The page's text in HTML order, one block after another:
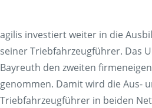
agilis investiert weiter in die
seiner Triebfahrzeugführer. Das
Bayreuth den zweiten
genommen. Damit wird die Aus-
Triebfahrzeugführer in beiden